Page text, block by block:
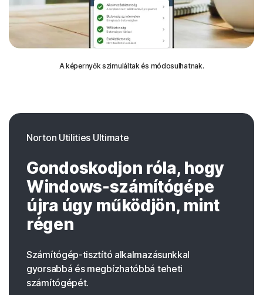
A képernyők szimuláltak és módosulhatnak.
Norton Utilities Ultimate
Gondoskodjon róla, hogy
Windows-számítógépe
újra úgy működjön, mint
régen
Számítógép-tisztító alkalmazásunkkal
gyorsabbá és megbízhatóbbá teheti
számítógépét.